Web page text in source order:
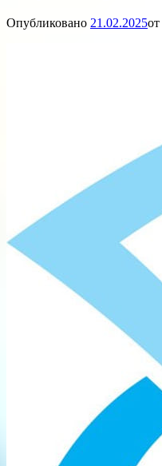
Опубликовано 21.02.2025от